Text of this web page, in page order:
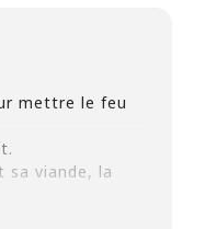
mettre le feu
sa viande, la